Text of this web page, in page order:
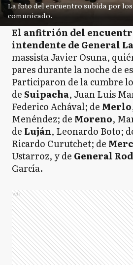
La foto del encuentro subida por
comunicado.
El anfitrión del
intendente de General
massista Javier Osuna,
pares durante la noche de
Participaron de la cumbre
deSuipacha, Juan Luis
Federico Achával; de Merlo
Menéndez; de Moreno,
de Luján, Leonardo Boto;
Ricardo Curutchet; de
Ustarroz, y de General
García.
Ads